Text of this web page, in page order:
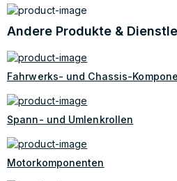
Andere Produkte &
Fahrwerks- und Chassis-
Spann- und Umlenkrollen
Motorkomponenten